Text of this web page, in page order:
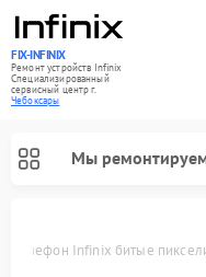
FIX-INFINIX
Ремонт устройств Infinix
Специализированный
cервисный центр г.
Чебоксары
Мы
Телефон Infinix битые